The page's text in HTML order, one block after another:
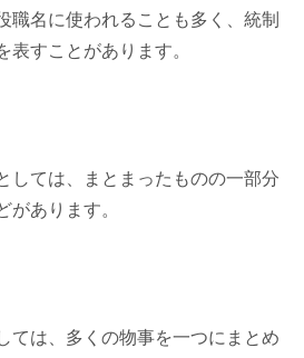
職名に使われることも多く、統制
表すことがあります。
しては、まとまったものの一部分
があります。
ては、多くの物事を一つにまとめ